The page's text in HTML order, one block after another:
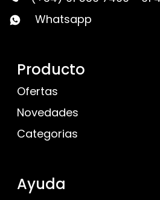
Whatsapp
Producto
Ofertas
Novedades
Categorias
Ayuda